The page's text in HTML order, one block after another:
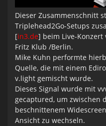
Dieser Zusammenschnitt
Triplehead2Go-Setups
[in3.de] beim Live-Konzert
Fritz Klub /Berlin.
Mike Kuhn performte
Quelle, die mit einem
v.light gemischt wurde.
Dieses Signal wurde mit
gecaptured, um zwischen
beschnittenem
Ansicht zu wechseln.